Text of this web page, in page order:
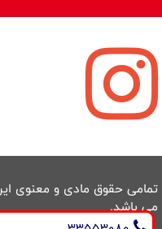
تمامی حقوق مادی و معنوی
می باشد.